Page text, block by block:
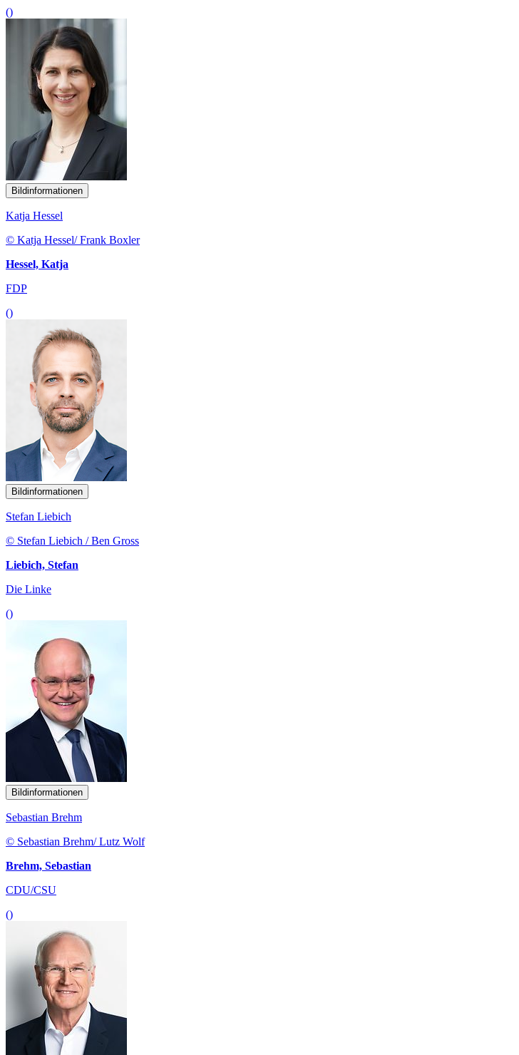
()
Bildinformationen
Katja Hessel
© Katja Hessel/ Frank Boxler
Hessel, Katja
FDP
()
Bildinformationen
Stefan Liebich
© Stefan Liebich / Ben Gross
Liebich, Stefan
Die Linke
()
Bildinformationen
Sebastian Brehm
© Sebastian Brehm/ Lutz Wolf
Brehm, Sebastian
CDU/CSU
()